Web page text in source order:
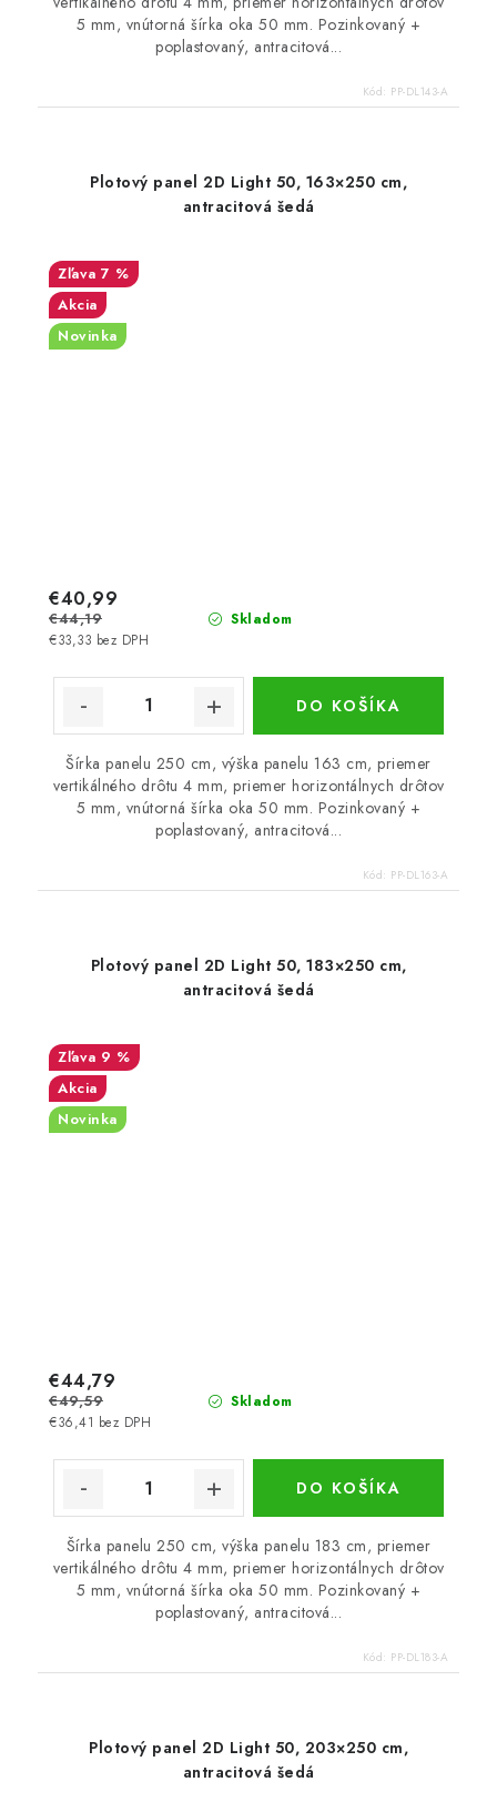
5 mm, vnútorná šírka oka 50 mm. Pozinkovaný +
poplastovaný, antracitová...
Kód: PP-DL143-A
Plotový panel 2D Light 50, 163×250 cm,
antracitová šedá
7 %
Akcia
Novinka
Skladom
€33,33 bez DPH
€40,99
€44,19
DO KOŠÍKA
Šírka panelu 250 cm, výška panelu 163 cm, priemer
vertikálného drôtu 4 mm, priemer horizontálnych drôtov
5 mm, vnútorná šírka oka 50 mm. Pozinkovaný +
poplastovaný, antracitová...
Kód: PP-DL163-A
Plotový panel 2D Light 50, 183×250 cm,
antracitová šedá
9 %
Akcia
Novinka
Skladom
€36,41 bez DPH
€44,79
€49,59
DO KOŠÍKA
Šírka panelu 250 cm, výška panelu 183 cm, priemer
vertikálného drôtu 4 mm, priemer horizontálnych drôtov
5 mm, vnútorná šírka oka 50 mm. Pozinkovaný +
poplastovaný, antracitová...
Kód: PP-DL183-A
Plotový panel 2D Light 50, 203×250 cm,
antracitová šedá